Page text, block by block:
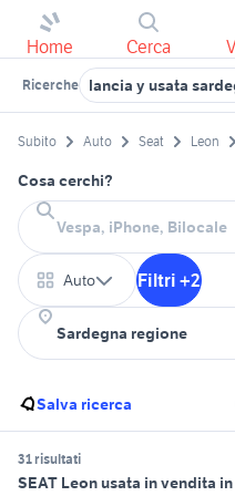
Home Cerca
Ricerche lancia y usata
Subito Auto Seat Leon
Cosa cerchi?
Auto Filtri +2
Salva ricerca
31 risultati
SEAT Leon usata in vendita